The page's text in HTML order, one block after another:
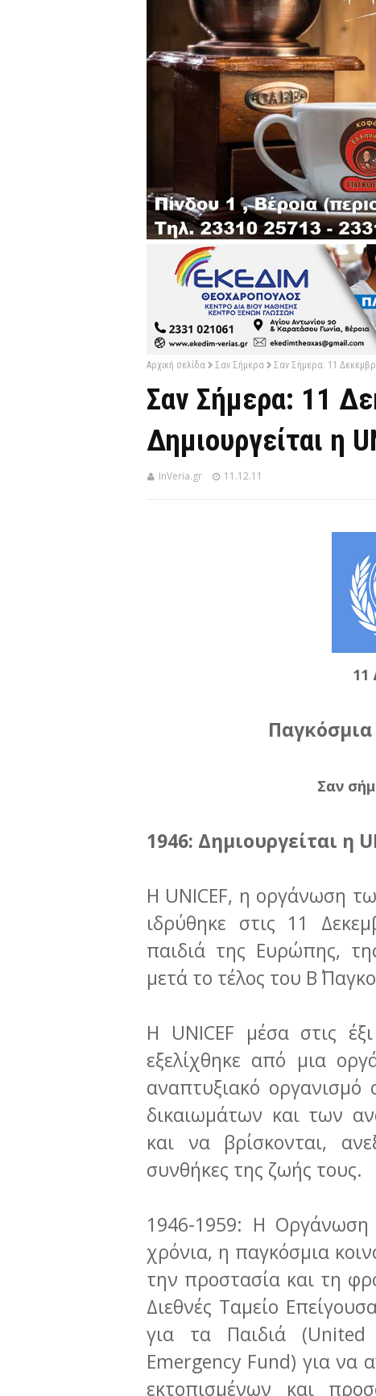
Αρχική σελίδα Σαν Σήμερα Σαν Σήμερα: 11
Σαν Σήμερα: 11
Δημιουργείται η
InVeria.gr 11.12.11
11
Σαν
1946: Δημιουργείται η
H UNICEF, η οργάνωση
ιδρύθηκε στις 11
παιδιά της Ευρώπης,
μετά το τέλος του Β΄
Η UNICEF μέσα στις
εξελίχθηκε από μια
αναπτυξιακό
δικαιωμάτων και των
και να βρίσκονται,
συνθήκες της ζωής τους.
1946-1959: Η Οργάνωση
χρόνια, η παγκόσμια
την προστασία και τη
Διεθνές Ταμείο
για τα Παιδιά
Emergency Fund) για να
εκτοπισμένων και